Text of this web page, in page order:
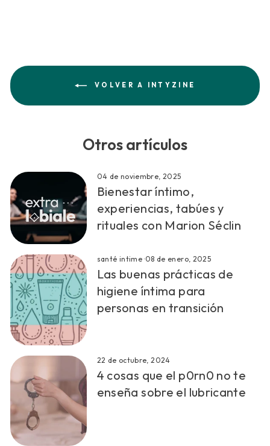
VOLVER A INTYZINE
Otros artículos
04 de noviembre, 2025
Bienestar íntimo,
experiencias, tabúes y
rituales con Marion Séclin
santé intime ·08 de enero, 2025
Las buenas prácticas de
higiene íntima para
personas en transición
22 de octubre, 2024
4 cosas que el p0rn0 no te
enseña sobre el lubricante